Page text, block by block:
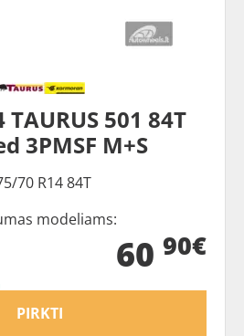
501 84T
3PMSF M+S
70 R14 84T
modeliams:
60 90€
PIRKTI